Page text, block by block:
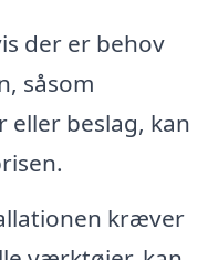
der er behov
såsom
eller beslag, kan
kræver